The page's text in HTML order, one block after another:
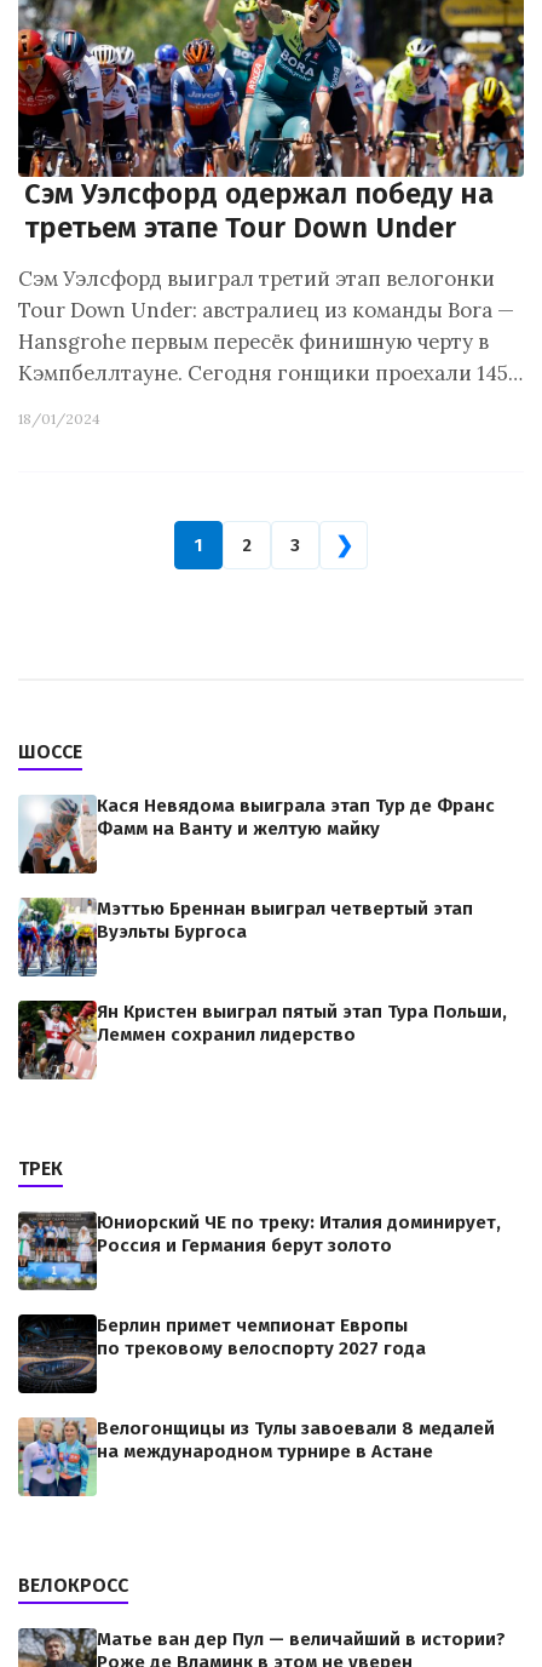
Сэм Уэлсфорд одержал победу на
третьем этапе Tour Down Under
Сэм Уэлсфорд выиграл третий этап велогонки
Tour Down Under: австралиец из команды Bora —
Hansgrohe первым пересёк финишную черту в
Кэмпбеллтауне. Сегодня гонщики проехали 145…
18/01/2024
1 2 3 ❯
ШОССЕ
Кася Невядома выиграла этап Тур де Франс
Фамм на Ванту и желтую майку
Мэттью Бреннан выиграл четвертый этап
Вуэльты Бургоса
Ян Кристен выиграл пятый этап Тура Польши,
Леммен сохранил лидерство
ТРЕК
Юниорский ЧЕ по треку: Италия доминирует,
Россия и Германия берут золото
Берлин примет чемпионат Европы
по трековому велоспорту 2027 года
Велогонщицы из Тулы завоевали 8 медалей
на международном турнире в Астане
ВЕЛОКРОСС
Матье ван дер Пул — величайший в истории?
Роже де Вламинк в этом не уверен